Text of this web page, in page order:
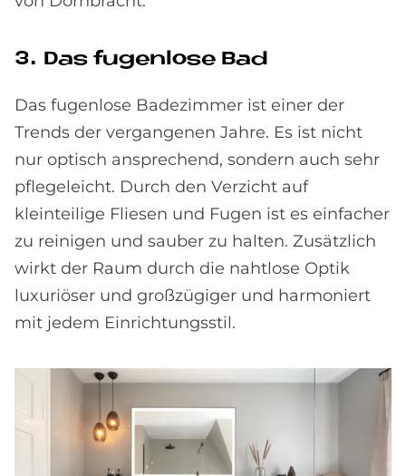
3. Das fu­gen­lo­se Bad
Das fugenlose Badezimmer ist einer der
Trends der vergangenen Jahre. Es ist nicht
nur optisch ansprechend, sondern auch sehr
pflegeleicht. Durch den Verzicht auf
kleinteilige Fliesen und Fugen ist es einfacher
zu reinigen und sauber zu halten. Zusätzlich
wirkt der Raum durch die nahtlose Optik
luxuriöser und großzügiger und harmoniert
mit jedem Einrichtungsstil.